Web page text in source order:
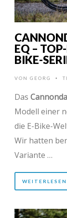
EQ –
BIKE-
VON GEORG •
Das
Modell einer
die E-Bike-
Wir hatten
Variante …
WEITERLESEN